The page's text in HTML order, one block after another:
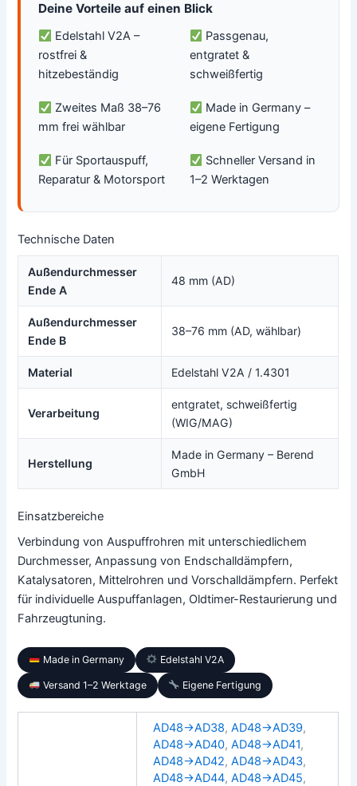
Deine Vorteile auf einen Blick
Edelstahl V2A –
rostfrei &
hitzebeständig
Passgenau,
entgratet &
schweißfertig
Zweites Maß 38–76
mm frei wählbar
Made in Germany –
eigene Fertigung
Für Sportauspuff,
Reparatur & Motorsport
Schneller Versand in
1–2 Werktagen
Technische Daten
Außendurchmesser
Ende A
48 mm (AD)
Außendurchmesser
Ende B
38–76 mm (AD, wählbar)
Material Edelstahl V2A / 1.4301
Verarbeitung
entgratet, schweißfertig
(WIG/MAG)
Herstellung
Made in Germany – Berend
GmbH
Einsatzbereiche
Verbindung von Auspuffrohren mit unterschiedlichem
Durchmesser, Anpassung von Endschalldämpfern,
Katalysatoren, Mittelrohren und Vorschalldämpfern. Perfekt
für individuelle Auspuffanlagen, Oldtimer-Restaurierung und
Fahrzeugtuning.
Made in Germany Edelstahl V2A
Versand 1–2 Werktage Eigene Fertigung
AD48→AD38, AD48→AD39,
AD48→AD40, AD48→AD41,
AD48→AD42, AD48→AD43,
AD48→AD44, AD48→AD45,